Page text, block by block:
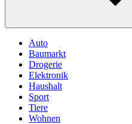
Auto
Baumarkt
Drogerie
Elektronik
Haushalt
Sport
Tiere
Wohnen